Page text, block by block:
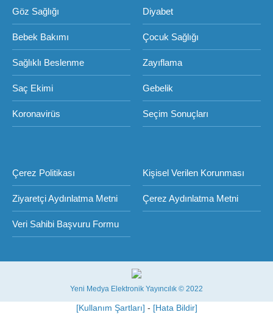
Göz Sağlığı Diyabet
Bebek Bakımı Çocuk Sağlığı
Sağlıklı Beslenme Zayıflama
Saç Ekimi Gebelik
Koronavirüs Seçim Sonuçları
Çerez Politikası Kişisel Verilen Korunması
Ziyaretçi Aydınlatma Metni Çerez Aydınlatma Metni
Veri Sahibi Başvuru Formu
Yeni Medya Elektronik Yayıncılık © 2022
[Kullanım Şartları] - [Hata Bildir]